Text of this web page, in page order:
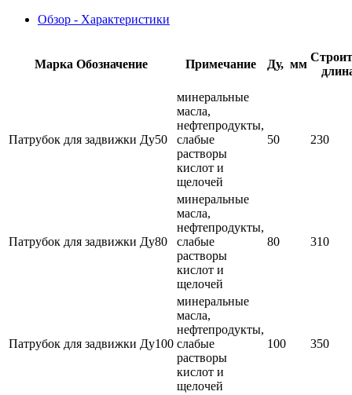
Обзор - Характеристики
Марка Обозначение Примечание Ду, мм
Патрубок для задвижки Ду50
минеральные
масла,
нефтепродукты,
слабые
растворы
кислот и
щелочей
50 230
Патрубок для задвижки Ду80
минеральные
масла,
нефтепродукты,
слабые
растворы
кислот и
щелочей
80 310
Патрубок для задвижки Ду100
минеральные
масла,
нефтепродукты,
слабые
растворы
кислот и
щелочей
100 350